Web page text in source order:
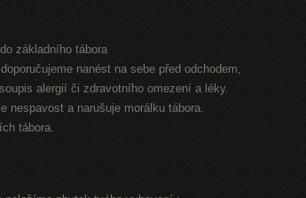
základního tábora
nanést na sebe před odchodem,
alergií či zdravotního omezení a léky.
nespavost a narušuje morálku tábora.
tábora.